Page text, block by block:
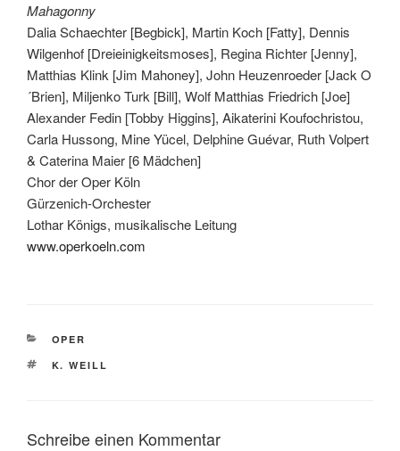
Mahagonny
Dalia Schaechter [Begbick], Martin Koch [Fatty], Dennis
Wilgenhof [Dreieinigkeitsmoses], Regina Richter [Jenny],
Matthias Klink [Jim Mahoney], John Heuzenroeder [Jack O
´Brien], Miljenko Turk [Bill], Wolf Matthias Friedrich [Joe]
Alexander Fedin [Tobby Higgins], Aikaterini Koufochristou,
Carla Hussong, Mine Yücel, Delphine Guévar, Ruth Volpert
& Caterina Maier [6 Mädchen]
Chor der Oper Köln
Gürzenich-Orchester
Lothar Königs, musikalische Leitung
www.operkoeln.com
KATEGORIEN
OPER
SCHLAGWÖRTER
K. WEILL
Schreibe einen Kommentar